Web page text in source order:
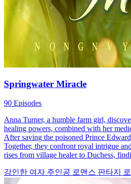
Springwater Miracle
90 Episodes
Anna Turner, a humble farm girl,
healing powers, combined with her
After saving the poisoned Prince
Together, they confront royal intrigue
rises from village healer to Duchess,
강인한 여자 주인공 로맨스 판타지